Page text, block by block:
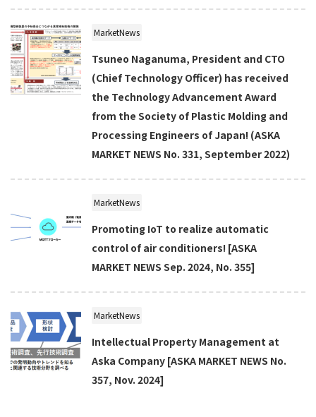
MarketNews
Tsuneo Naganuma, President and CTO
(Chief Technology Officer) has received
the Technology Advancement Award
from the Society of Plastic Molding and
Processing Engineers of Japan! (ASKA
MARKET NEWS No. 331, September 2022)
MarketNews
Promoting IoT to realize automatic
control of air conditioners! [ASKA
MARKET NEWS Sep. 2024, No. 355]
MarketNews
Intellectual Property Management at
Aska Company [ASKA MARKET NEWS No.
357, Nov. 2024]